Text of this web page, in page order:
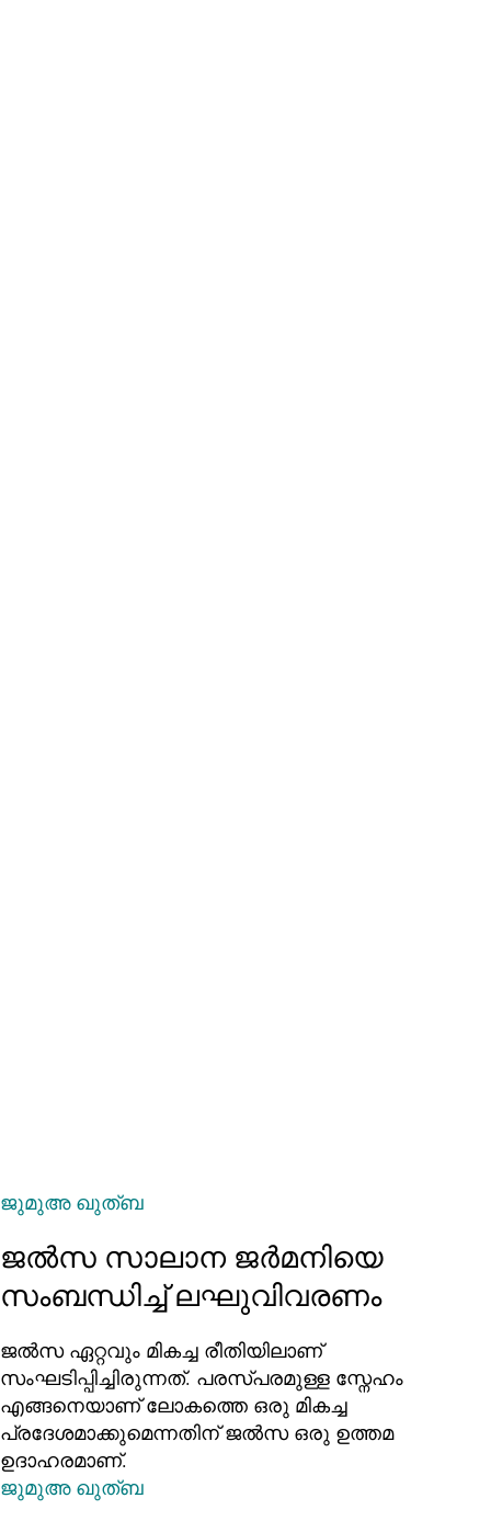
ജുമുഅ ഖുത്ബ
ജല്‍സ സാലാന ജര്‍മനിയെ
സംബന്ധിച്ച് ലഘുവിവരണം
ജൽസ ഏറ്റവും മികച്ച രീതിയിലാണ്
സംഘടിപ്പിച്ചിരുന്നത്. പരസ്പരമുള്ള സ്നേഹം
എങ്ങനെയാണ് ലോകത്തെ ഒരു മികച്ച
പ്രദേശമാക്കുമെന്നതിന് ജൽസ ഒരു ഉത്തമ
ഉദാഹരമാണ്.
ജുമുഅ ഖുത്ബ